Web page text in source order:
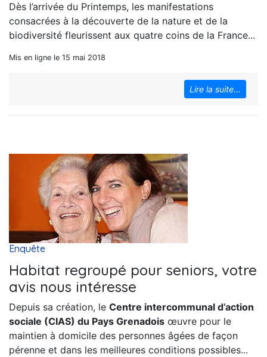
Dès l’arrivée du Printemps, les manifestations
consacrées à la découverte de la nature et de la
biodiversité fleurissent aux quatre coins de la France...
Mis en ligne le 15 mai 2018
Lire la suite...
Enquête
Habitat regroupé pour seniors, votre
avis nous intéresse
Depuis sa création, le Centre intercommunal d’action
sociale (CIAS) du Pays Grenadois œuvre pour le
maintien à domicile des personnes âgées de façon
pérenne et dans les meilleures conditions possibles...